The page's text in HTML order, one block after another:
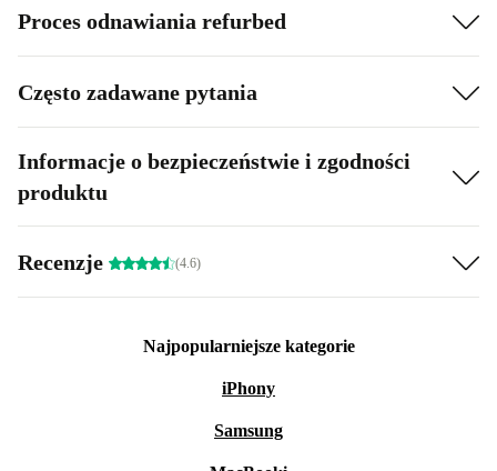
Proces odnawiania refurbed
Często zadawane pytania
Informacje o bezpieczeństwie i zgodności
produktu
Recenzje (4.6)
Najpopularniejsze kategorie
iPhony
Samsung